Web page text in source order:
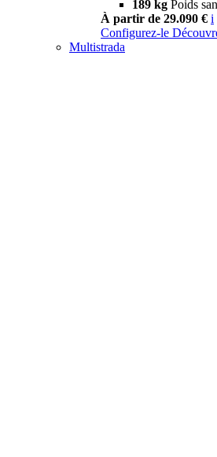
189 kg Poids
À partir de 29.090 € i
Configurez-le
Multistrada